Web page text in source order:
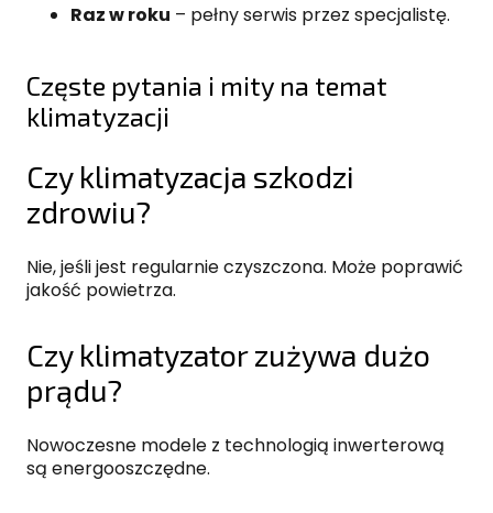
Raz w roku – pełny serwis przez specjalistę.
Częste pytania i mity na temat
klimatyzacji
Czy klimatyzacja szkodzi
zdrowiu?
Nie, jeśli jest regularnie czyszczona. Może poprawić
jakość powietrza.
Czy klimatyzator zużywa dużo
prądu?
Nowoczesne modele z technologią inwerterową
są energooszczędne.